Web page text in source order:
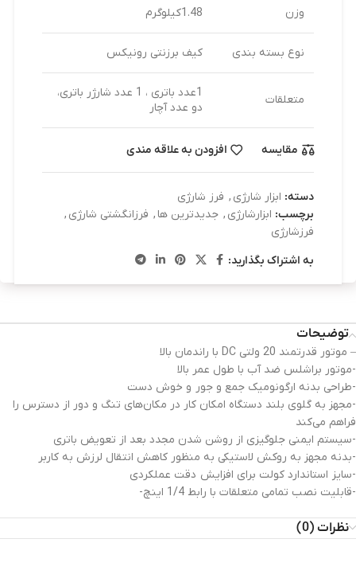
وزن 1.48کیلوگرم
نوع بسته ‌بندی کیف برزنتی رونیکس
متعلقات
1عدد باتری ، 1 عدد شارژر باتری،
دو عدد آچار
مقایسه افزودن به علاقه مندی
دسته: ابزار شارژی , فرز شارژی
برچسب: ابزارشارژی , جدیدترین ها , فرزانگشتی شارژی ,
فرزشارژی
به اشتراک بگذارید:
توضیحات
– موتور قدرتمند 20 ولتی DC با راندمان بالا
-موتور براشلس ضد آب با طول عمر بالا
-طراحی بدنه ارگونومیک جمع و جور و خوش دست
-مجهز به گلوی بلند دستگاه امکان کار در مکان‌های تنگ و دور از دسترس را
فراهم می‌کند
-سیستم ایمنی جلوگیزی از روشن شدن مجدد بعد از تعویض باتری
-بدنه مجهز به روکش لاستیکی به منظور کاهش انتقال لرزش به کاربر
-سایز استاندارد کولت برای افزایش دقت عملکردی
-قابلیت نصب تمامی متعلقات با رابط 1/4 اینچ-
نظرات (0)